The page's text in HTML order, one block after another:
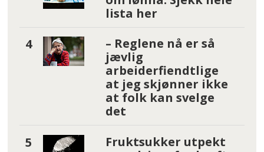
lista her
– Reglene nå er så
jævlig
arbeiderfiendtlige
at jeg skjønner ikke
at folk kan svelge
det
Fruktsukker utpekt